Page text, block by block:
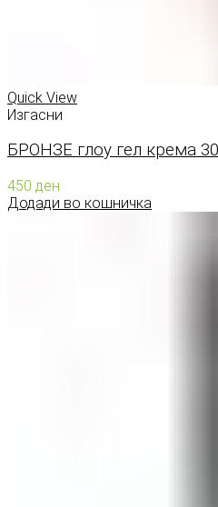
Quick View
Изгасни
БРОНЗЕ глоу гел крема
450 ден
Додади во кошничка